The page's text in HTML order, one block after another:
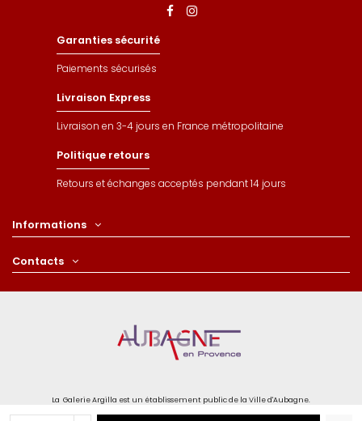
Garanties sécurité
Paiements sécurisés
Livraison Express
Livraison en 3-4 jours en France métropolitaine
Politique retours
Retours et échanges acceptés pendant 14 jours
Informations
Contacts
La Galerie Argilla est un établissement public de la Ville d'Aubagne.